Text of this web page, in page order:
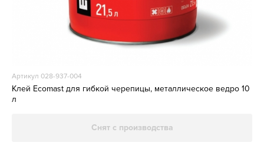
Артикул 028-937-004
Клей Ecomast для гибкой черепицы, металлическое ведро 10
л
Снят с производства